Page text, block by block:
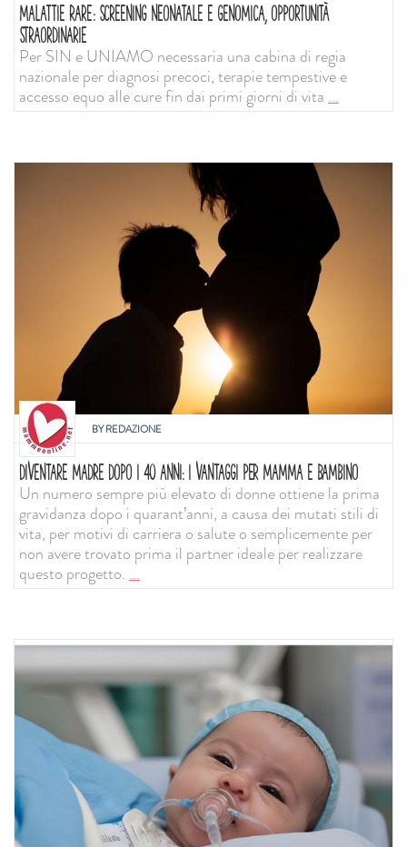
MALATTIE RARE: SCREENING NEONATALE E GENOMICA, OPPORTUNITÀ
STRAORDINARIE
Per SIN e UNIAMO necessaria una cabina di regia
nazionale per diagnosi precoci, terapie tempestive e
accesso equo alle cure fin dai primi giorni di vita ...
BYREDAZIONE
DIVENTARE MADRE DOPO I 40 ANNI: I VANTAGGI PER MAMMA E BAMBINO
Un numero sempre più elevato di donne ottiene la prima
gravidanza dopo i quarant’anni, a causa dei mutati stili di
vita, per motivi di carriera o salute o semplicemente per
non avere trovato prima il partner ideale per realizzare
questo progetto....